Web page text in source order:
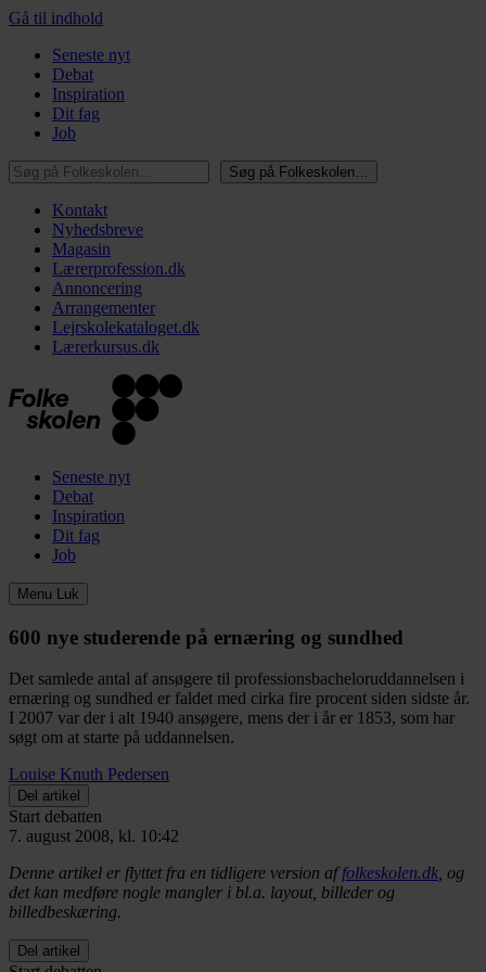
Gå til indhold
Seneste nyt
Debat
Inspiration
Dit fag
Job
Søg på Folkeskolen…
Søg på Folkeskolen…
Kontakt
Nyhedsbreve
Magasin
Lærerprofession.dk
Annoncering
Arrangementer
Lejrskolekataloget.dk
Lærerkursus.dk
Seneste nyt
Debat
Inspiration
Dit fag
Job
Menu Luk
600 nye studerende på ernæring og sundhed
Det samlede antal af ansøgere til professionsbacheloruddannelsen i
ernæring og sundhed er faldet med cirka fire procent siden sidste år.
I 2007 var der i alt 1940 ansøgere, mens der i år er 1853, som har
søgt om at starte på uddannelsen.
Louise Knuth Pedersen
Del artikel
Start debatten
7. august 2008, kl. 10:42
Denne artikel er flyttet fra en tidligere version affolkeskolen.dk, og
det kan medføre nogle mangler i bl.a. layout, billeder og
billedbeskæring.
Del artikel